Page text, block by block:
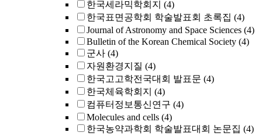
한국세라믹학회지 (4)
한국표면공학회 학술발표회 초록집 (4)
Journal of Astronomy and Space Sciences (4)
Bulletin of the Korean Chemical Society (4)
군사 (4)
자원환경지질 (4)
한국고고학전국대회 발표문 (4)
한국체육학회지 (4)
컴퓨터정보통신연구 (4)
Molecules and cells (4)
한국농약과학회 학술발표대회 논문집 (4)